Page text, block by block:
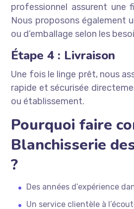
professionnel assurent une
Nous proposons également
ou d’emballage selon les
Étape 4 : Livraison
Une fois le linge prêt, nous
rapide et sécurisée
ou établissement.
Pourquoi faire
Blanchisserie
?
Des années d’expérience
Un service clientèle à